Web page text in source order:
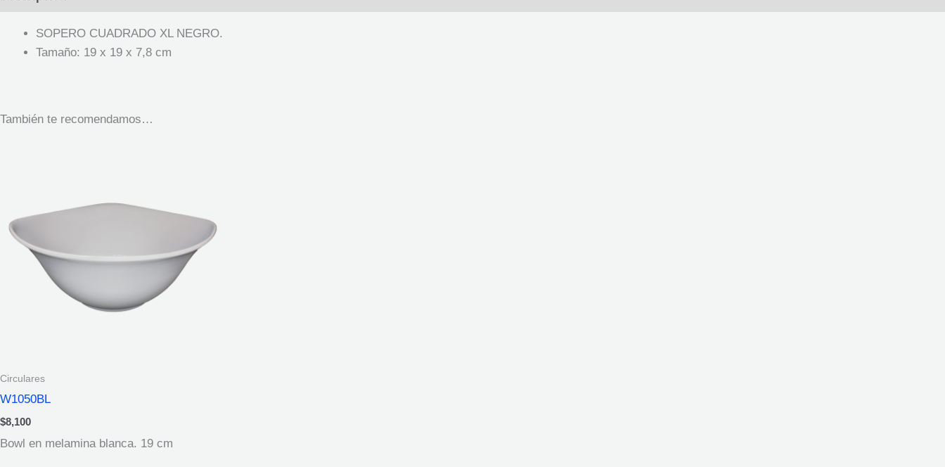
SOPERO CUADRADO XL NEGRO.
Tamaño: 19 x 19 x 7,8 cm
También te recomendamos…
Circulares
W1050BL
$8,100
Bowl en melamina blanca. 19 cm